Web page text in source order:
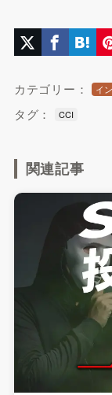
カテゴリー： イ
タグ： CCI
関連記事